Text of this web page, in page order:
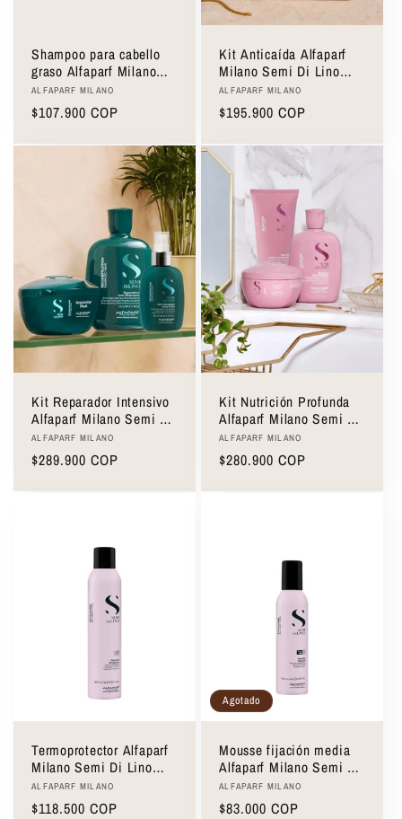
Shampoo para cabello
graso Alfaparf Milano
Balancing Low Shampoo
250ml
Proveedor:
ALFAPARF MILANO
Precio
$107.900 COP
Kit Anticaída Alfaparf
Milano Semi Di Lino
Scalp Renew Energizing
Proveedor:
ALFAPARF MILANO
Precio
$195.900 COP
Kit Reparador Intensivo
Alfaparf Milano Semi Di
Lino Reconstruction
Damaged Hair
Proveedor:
ALFAPARF MILANO
Precio
$289.900 COP
Kit Nutrición Profunda
Alfaparf Milano Semi Di
Lino Moisture Dry Hair
Proveedor:
ALFAPARF MILANO
Precio
$280.900 COP
Termoprotector Alfaparf
Milano Semi Di Lino
Thermal Protector 300ml
Proveedor:
ALFAPARF MILANO
Precio
$118.500 COP
Agotado
Mousse fijación media
Alfaparf Milano Semi Di
Lino Flexible Mousse
250ml
Proveedor:
ALFAPARF MILANO
Precio
$83.000 COP